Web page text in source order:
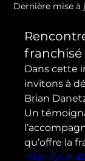
Dernière mise à
franchisé
Dans cette
invitons à
Brian
Un
qu’offre la
https://